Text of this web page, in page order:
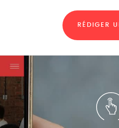
RÉDIGER